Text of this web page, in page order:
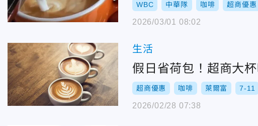
WBC 中華隊 咖啡 超商優惠
2026/03/01 08:02
生活
假日省荷包！超商大
超商優惠 咖啡 萊爾富 7-11
2026/02/28 07:38